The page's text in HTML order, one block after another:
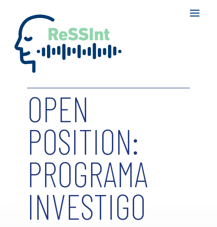
RESSINT
CONSORTIUM
PUBLICATIONS
DISSEMINATION
RESULTS
CONTACT
SEARCH
OPEN
POSITION:
PROGRAMA
INVESTIGO